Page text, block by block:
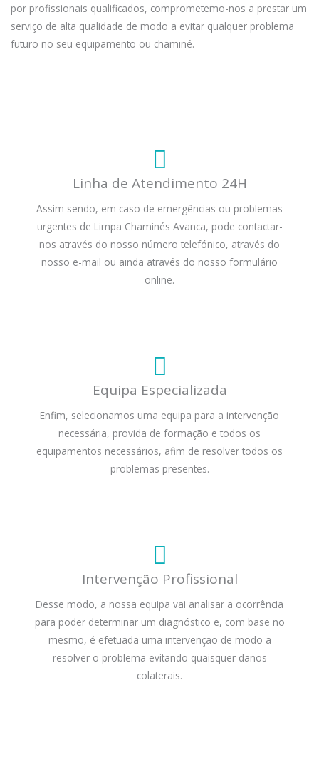
por profissionais qualificados, comprometemo-nos a prestar um
serviço de alta qualidade de modo a evitar qualquer problema
futuro no seu equipamento ou chaminé.
Linha de Atendimento 24H
Assim sendo, em caso de emergências ou problemas
urgentes de Limpa Chaminés Avanca, pode contactar-
nos através do nosso número telefónico, através do
nosso e-mail ou ainda através do nosso formulário
online.
Equipa Especializada
Enfim, selecionamos uma equipa para a intervenção
necessária, provida de formação e todos os
equipamentos necessários, afim de resolver todos os
problemas presentes.
Intervenção Profissional
Desse modo, a nossa equipa vai analisar a ocorrência
para poder determinar um diagnóstico e, com base no
mesmo, é efetuada uma intervenção de modo a
resolver o problema evitando quaisquer danos
colaterais.